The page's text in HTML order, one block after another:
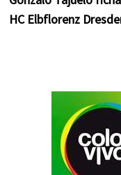
HC Elbflorenz